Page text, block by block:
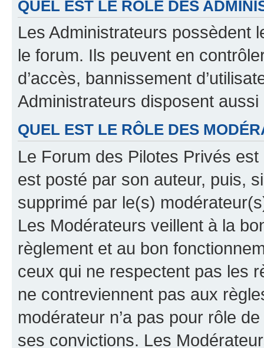
QUEL EST LE RÔLE DES
Les Administrateurs possèdent
le forum. Ils peuvent en
d’accès, bannissement
Administrateurs disposent
QUEL EST LE RÔLE DES
Le Forum des Pilotes Privés
est posté par son auteur, puis,
supprimé par le(s)
Les Modérateurs veillent à la
règlement et au bon
ceux qui ne respectent pas les
ne contreviennent pas aux
modérateur n’a pas pour rôle
ses convictions. Les